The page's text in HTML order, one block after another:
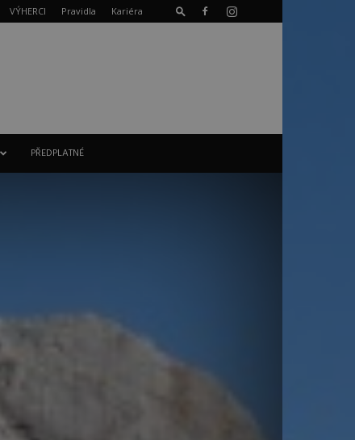
VÝHERCI Pravidla Kariéra
PŘEDPLATNÉ